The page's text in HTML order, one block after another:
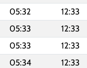
05:32 12:33
05:33 12:33
05:33 12:33
05:34 12:33